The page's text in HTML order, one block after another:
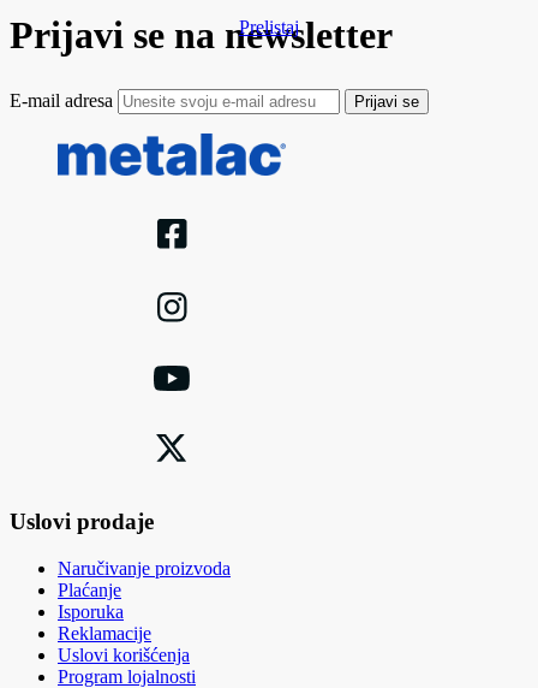
Prelistaj
Prijavi se na newsletter
E-mail adresa Prijavi se
Uslovi prodaje
Naručivanje proizvoda
Plaćanje
Isporuka
Reklamacije
Uslovi korišćenja
Program lojalnosti